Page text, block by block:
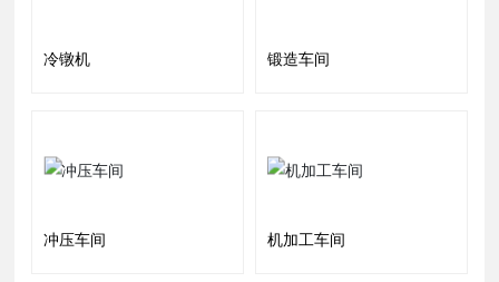
冷镦机 锻造车间
冲压车间 机加工车间